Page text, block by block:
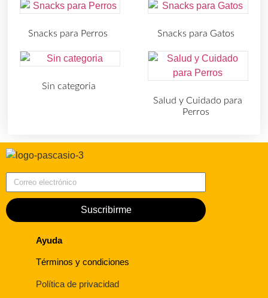
Snacks para Perros Snacks para Gatos
Sin categoria
Salud y Cuidado para
Perros
Suscribirme
Ayuda
Términos y condiciones
Política de privacidad